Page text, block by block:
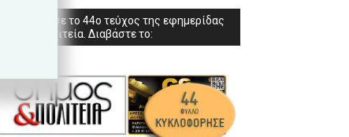
Κυκλοφόρησε το 44ο τεύχος της εφημερίδας
Δήμος & Πολιτεία. Διαβάστε το: